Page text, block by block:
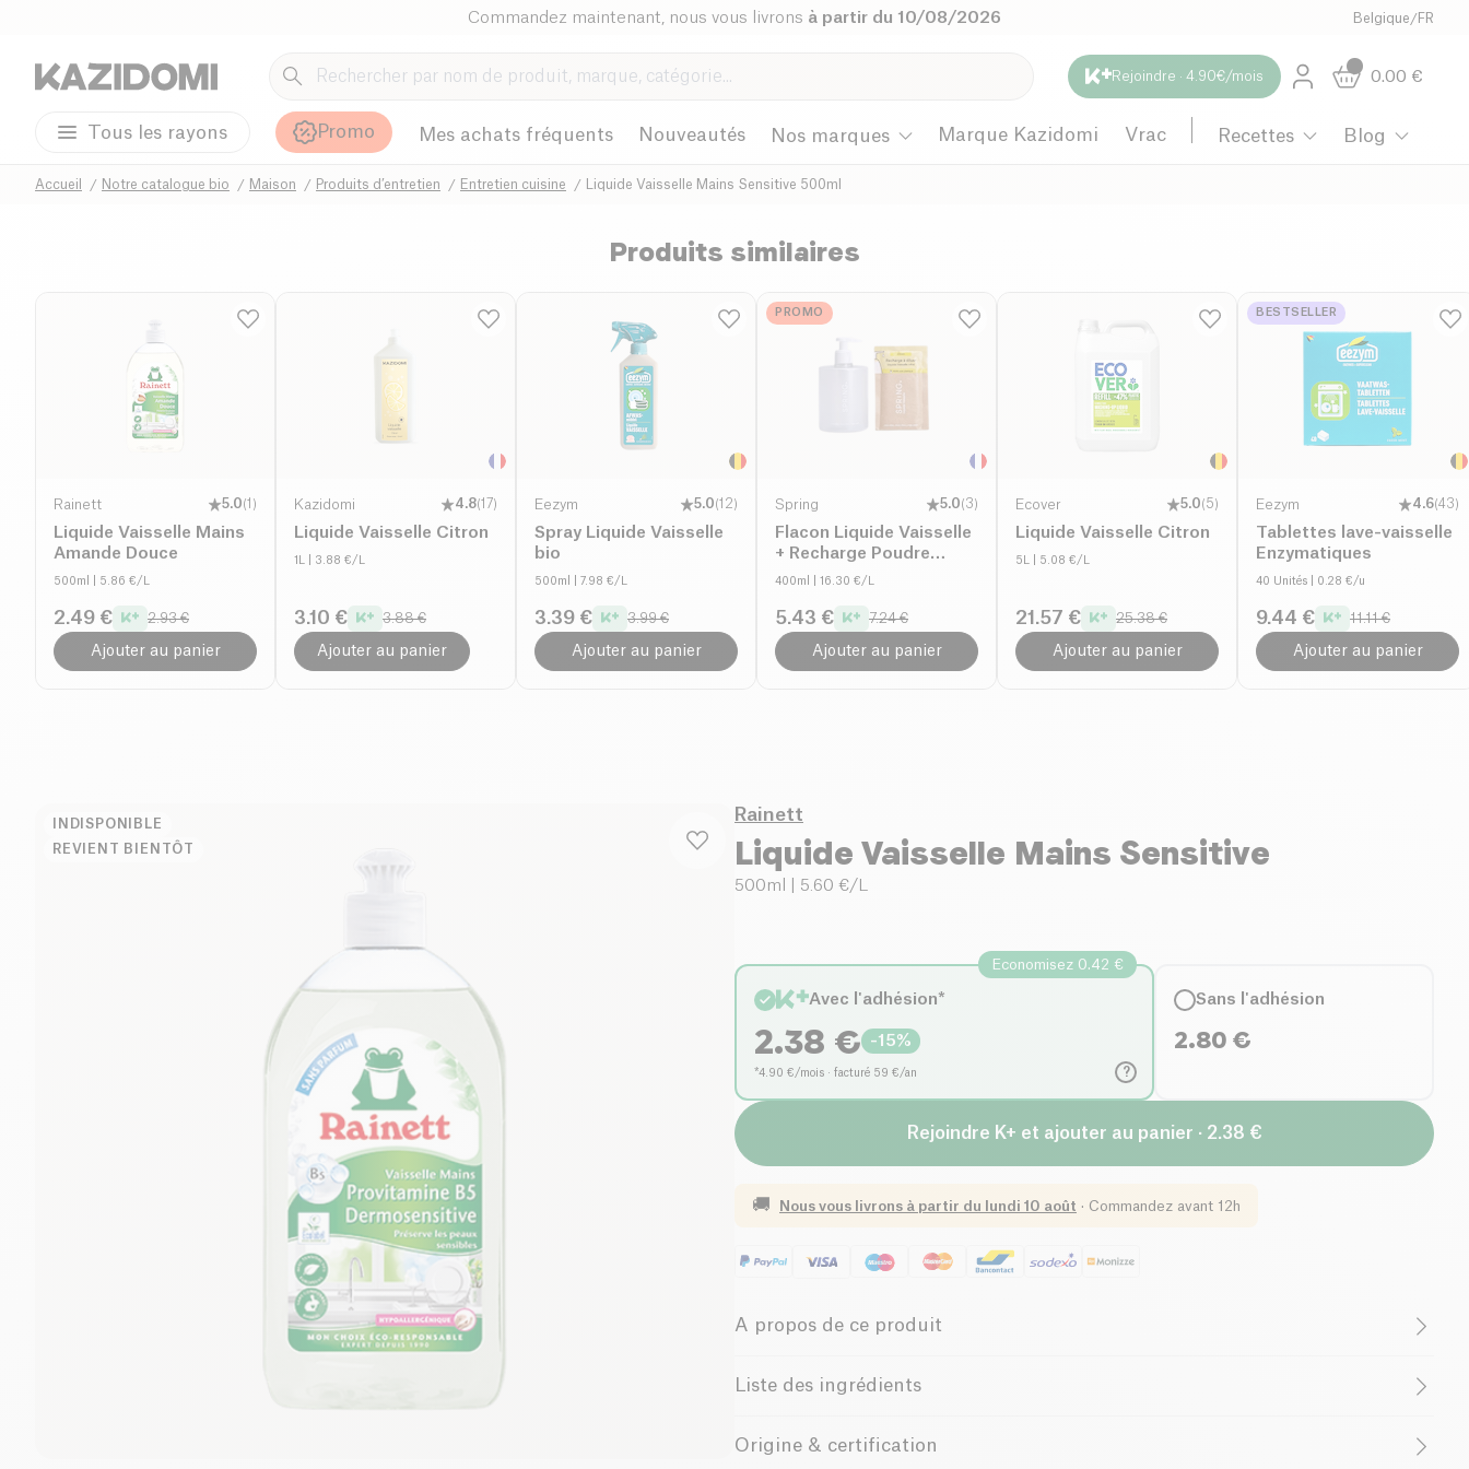
Commandez maintenant, nous vous livrons à partir du 10/08/2026 Belgique /FR
Rejoindre · 4.90€/mois 0.00 €
Tous les rayons Promo Mes achats fréquents Nouveautés Nos marques Marque Kazidomi Vrac Recettes Blog
Accueil Notre catalogue bio Maison Produits d’entretien Entretien cuisine Liquide Vaisselle Mains Sensitive 500ml
Produits similaires
Rainett 5.0(1 )
Liquide Vaisselle Mains
Amande Douce
500ml | 5.86 €/L
2.49 € 2.93 €
Ajouter au panier
Kazidomi 4.8(17)
Liquide Vaisselle Citron
1L | 3.88 €/L
3.10 € 3.88 €
Ajouter au panier
Eezym 5.0(12)
Spray Liquide Vaisselle
bio
500ml | 7.98 €/L
3.39 € 3.99 €
Ajouter au panier
PROMO
Spring 5.0(3)
Flacon Liquide Vaisselle
+ Recharge Poudre
Citron
400ml | 16.30 €/L
5.43 € 7.24 €
Ajouter au panier
Ecover 5.0(5)
Liquide Vaisselle Citron
5L | 5.08 €/L
21.57 € 25.38 €
Ajouter au panier
BESTSELLER
Eezym 4.6(43)
Tablettes lave-vaisselle
Enzymatiques
40 Unités | 0.28 €/u
9.44 € 11.11 €
Ajouter au panier
INDISPONIBLE
REVIENT BIENTÔT
Rainett
Liquide Vaisselle Mains Sensitive
500ml | 5.60 €/L
?
Economisez 0.42 €
Avec l'adhésion*
2.38 € -15%
*4.90 €/mois · facturé 59 €/an
Sans l'adhésion
2.80 €
Rejoindre K+ et ajouter au panier · 2.38 €
🚚 Nous vous livrons à partir du lundi 10 août · Commandez avant 12h
A propos de ce produit
à une forte teneur en agents tensioactifs d'origine végétale.
Liste des ingrédients
surface non ioniques, agents de surface amphotères, conservateurs (lactic acid), parfums.
Origine & certification